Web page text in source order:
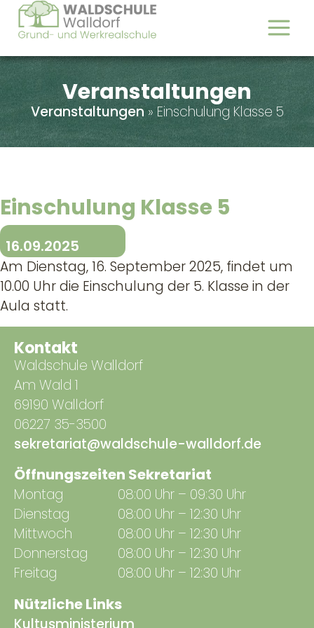
Veranstaltungen
Veranstaltungen » Einschulung Klasse 5
Einschulung Klasse 5
16.09.2025
Am Dienstag, 16. September 2025, findet um
10.00 Uhr die Einschulung der 5. Klasse in der
Aula statt.
Kontakt
Waldschule Walldorf
Am Wald 1
69190 Walldorf
06227 35-3500
sekretariat@waldschule-walldorf.de
Öffnungszeiten Sekretariat
Montag
08:00 Uhr – 09:30 Uhr
Dienstag
08:00 Uhr – 12:30 Uhr
Mittwoch
08:00 Uhr – 12:30 Uhr
Donnerstag
08:00 Uhr – 12:30 Uhr
Freitag
08:00 Uhr – 12:30 Uhr
Nützliche Links